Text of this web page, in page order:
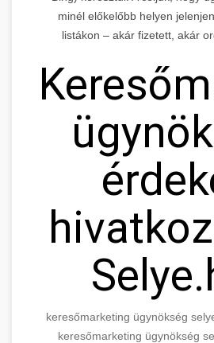
minél előkelőbb helyen
listákon – akár fizetett, akár
keresőmarketing ügynökség
keresőmarketing ügynökség